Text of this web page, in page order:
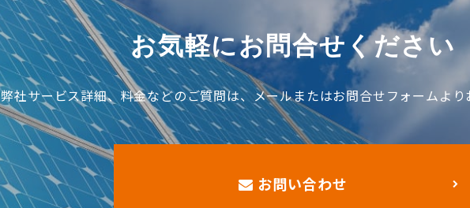
お気軽にお問合せください
弊社サービス詳細、料金などのご質問は、メールまたはお問合せフォームより
お問い合わせ